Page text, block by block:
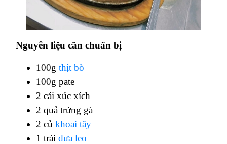
Nguyên liệu cần chuẩn bị
100g thịt bò
100g pate
2 cái xúc xích
2 quả trứng gà
2 củ khoai tây
1 trái dưa leo